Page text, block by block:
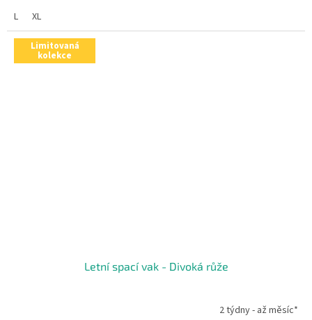
L XL
Limitovaná
kolekce
Letní spací vak - Divoká růže
2 týdny - až měsíc*